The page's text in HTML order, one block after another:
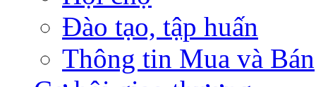
Đào tạo, tập huấn
Thông tin Mua và Bán